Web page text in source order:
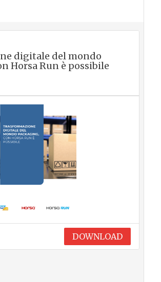
digitale del mondo
Horsa Run è possibile
DOWNLOAD